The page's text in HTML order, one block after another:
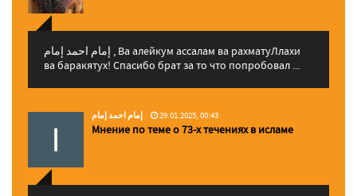
إمام احمد إمام , Ва алейкум ассалам ва рахматуЛлахи
ва баракятух! Спасибо брат за то что попробовал ...
إمام احمد إمام 29.01.2025, 00:43
Мнение по теме о 73-х течениях в исламе